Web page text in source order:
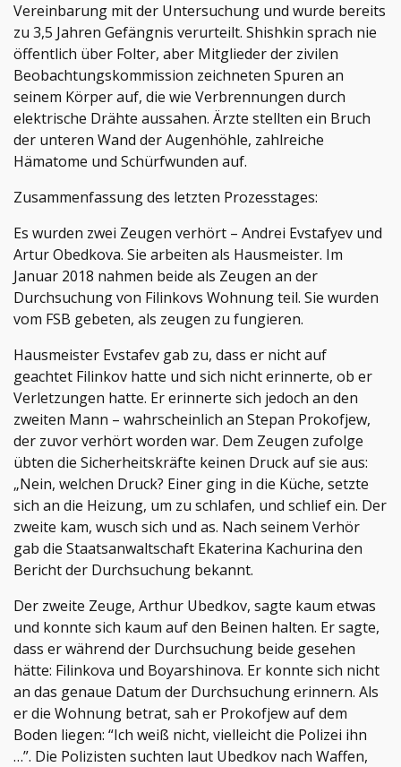
Vereinbarung mit der Untersuchung und wurde bereits
zu 3,5 Jahren Gefängnis verurteilt. Shishkin sprach nie
öffentlich über Folter, aber Mitglieder der zivilen
Beobachtungskommission zeichneten Spuren an
seinem Körper auf, die wie Verbrennungen durch
elektrische Drähte aussahen. Ärzte stellten ein Bruch
der unteren Wand der Augenhöhle, zahlreiche
Hämatome und Schürfwunden auf.
Zusammenfassung des letzten Prozesstages:
Es wurden zwei Zeugen verhört – Andrei Evstafyev und
Artur Obedkova. Sie arbeiten als Hausmeister. Im
Januar 2018 nahmen beide als Zeugen an der
Durchsuchung von Filinkovs Wohnung teil. Sie wurden
vom FSB gebeten, als zeugen zu fungieren.
Hausmeister Evstafev gab zu, dass er nicht auf
geachtet Filinkov hatte und sich nicht erinnerte, ob er
Verletzungen hatte. Er erinnerte sich jedoch an den
zweiten Mann – wahrscheinlich an Stepan Prokofjew,
der zuvor verhört worden war. Dem Zeugen zufolge
übten die Sicherheitskräfte keinen Druck auf sie aus:
„Nein, welchen Druck? Einer ging in die Küche, setzte
sich an die Heizung, um zu schlafen, und schlief ein. Der
zweite kam, wusch sich und as. Nach seinem Verhör
gab die Staatsanwaltschaft Ekaterina Kachurina den
Bericht der Durchsuchung bekannt.
Der zweite Zeuge, Arthur Ubedkov, sagte kaum etwas
und konnte sich kaum auf den Beinen halten. Er sagte,
dass er während der Durchsuchung beide gesehen
hätte: Filinkova und Boyarshinova. Er konnte sich nicht
an das genaue Datum der Durchsuchung erinnern. Als
er die Wohnung betrat, sah er Prokofjew auf dem
Boden liegen: “Ich weiß nicht, vielleicht die Polizei ihn
…”. Die Polizisten suchten laut Ubedkov nach Waffen,